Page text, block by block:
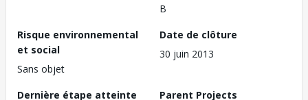
B
Risque environnemental
et social
Sans objet
Date de clôture
30 juin 2013
Dernière étape atteinte
Parent Projects